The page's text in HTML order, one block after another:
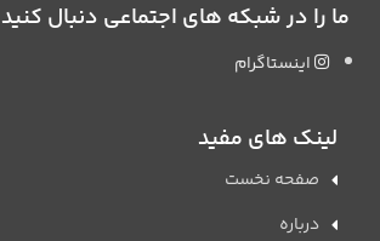
ما را در شبکه های اجتماعی دنبال کنید
اینستاگرام
لینک های مفید
صفحه نخست
درباره